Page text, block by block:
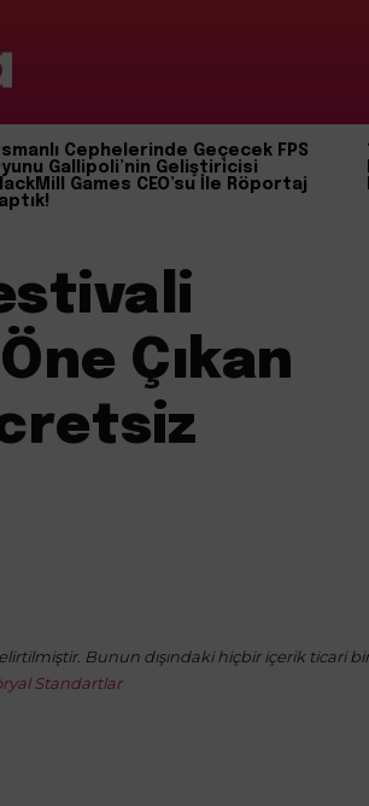
Cephelerinde Geçecek FPS
Gallipoli’nin Geliştiricisi
Games CEO’su İle Röportaj
Çıkan
Bunun dışındaki hiçbir içerik ticari bir
Standartlar